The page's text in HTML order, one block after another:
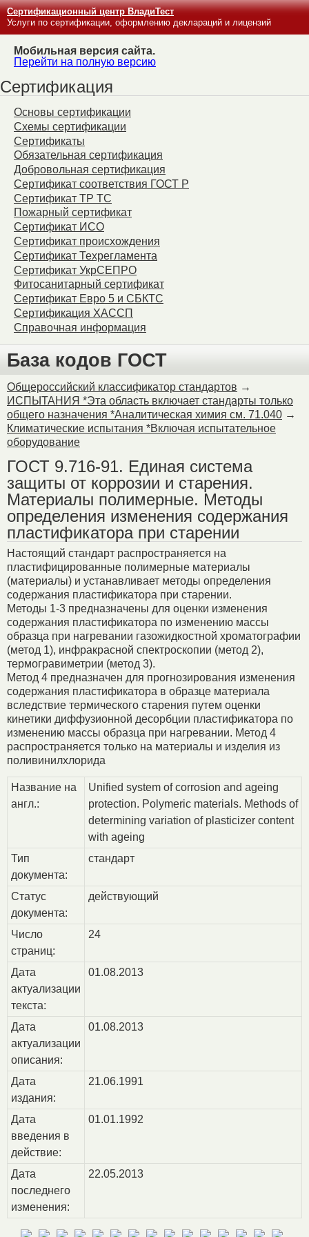
Сертификационный центр ВладиТест
Услуги по сертификации, оформлению деклараций и лицензий
Мобильная версия сайта.
Перейти на полную версию
Сертификация
Основы сертификации
Схемы сертификации
Сертификаты
Обязательная сертификация
Добровольная сертификация
Сертификат соответствия ГОСТ Р
Сертификат ТР ТС
Пожарный сертификат
Сертификат ИСО
Сертификат происхождения
Сертификат Техрегламента
Сертификат УкрСЕПРО
Фитосанитарный сертификат
Сертификат Евро 5 и СБКТС
Сертификация ХАССП
Справочная информация
База кодов ГОСТ
Общероссийский классификатор стандартов →
ИСПЫТАНИЯ *Эта область включает стандарты только
общего назначения *Аналитическая химия см. 71.040 →
Климатические испытания *Включая испытательное
оборудование
ГОСТ 9.716-91. Единая система
защиты от коррозии и старения.
Материалы полимерные. Методы
определения изменения содержания
пластификатора при старении
Настоящий стандарт распространяется на
пластифицированные полимерные материалы
(материалы) и устанавливает методы определения
содержания пластификатора при старении.
Методы 1-3 предназначены для оценки изменения
содержания пластификатора по изменению массы
образца при нагревании газожидкостной хроматографии
(метод 1), инфракрасной спектроскопии (метод 2),
термогравиметрии (метод 3).
Метод 4 предназначен для прогнозирования изменения
содержания пластификатора в образце материала
вследствие термического старения путем оценки
кинетики диффузионной десорбции пластификатора по
изменению массы образца при нагревании. Метод 4
распространяется только на материалы и изделия из
поливинилхлорида
Название на
англ.:
Unified system of corrosion and ageing
protection. Polymeric materials. Methods of
determining variation of plasticizer content
with ageing
Тип
документа:
стандарт
Статус
документа:
действующий
Число
страниц:
24
Дата
актуализации
текста:
01.08.2013
Дата
актуализации
описания:
01.08.2013
Дата
издания:
21.06.1991
Дата
введения в
действие:
01.01.1992
Дата
последнего
изменения:
22.05.2013